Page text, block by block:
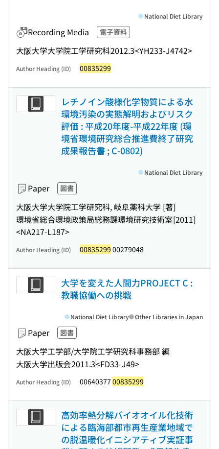
Recording Media 電子資料
大阪大学大学院工学研究科2012.3<YH233-J4742>
National Diet Library
Author Heading (ID) 00835299
レチノイン酸様化学物質による水
環境汚染の実態解明およびリスク
評価 : 平成20年度-平成22年度 (環
境省環境研究総合推進費終了研究
成果報告書 ; C-0802)
Paper 図書
大阪大学大学院工学研究科, 岐阜薬科大学 [著]
環境省総合環境政策局総務課環境研究技術室[2011]
<NA217-L187>
National Diet Library
Author Heading (ID) 00835299 00279048
大学を変えた人間力PROJECT C :
教職協働への挑戦
Paper 図書
大阪大学工学部/大学院工学研究科事務部 編
大阪大学出版会2011.3<FD33-J49>
National Diet Library Other Libraries in Japan
Author Heading (ID) 00640377 00835299
高効率熱分解バイオオイル化技術
による臨海部都市再生産業地域で
の脱温暖化イニシアティブ実証事